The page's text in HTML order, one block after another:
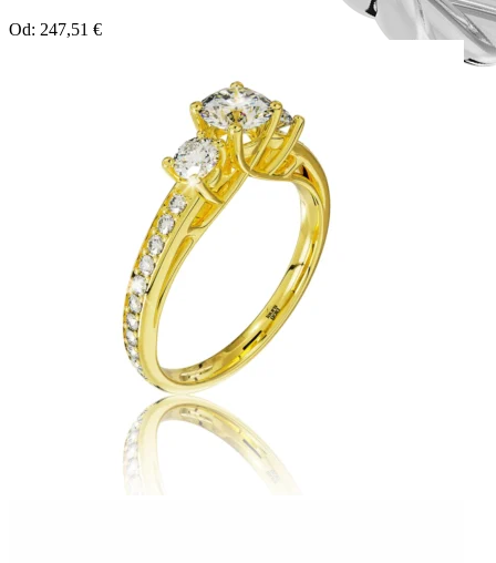
Twist Elegance
Zásnubné prstne z kolekcie Twist Elegance.
Od: 247,51 €